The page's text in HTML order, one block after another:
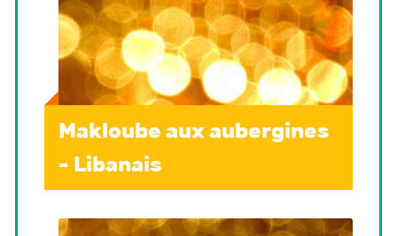
Makloube aux aubergines
- Libanais